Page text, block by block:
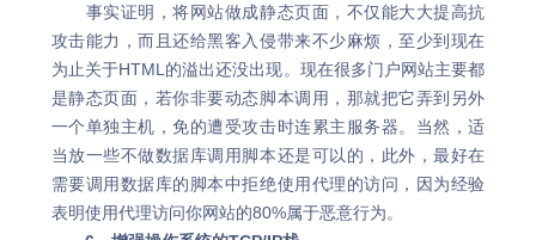
事实证明，将网站做成静态页面，不仅能大大提高抗
攻击能力，而且还给黑客入侵带来不少麻烦，至少到现在
为止关于HTML的溢出还没出现。现在很多门户网站主要都
是静态页面，若你非要动态脚本调用，那就把它弄到另外
一个单独主机，免的遭受攻击时连累主服务器。当然，适
当放一些不做数据库调用脚本还是可以的，此外，最好在
需要调用数据库的脚本中拒绝使用代理的访问，因为经验
表明使用代理访问你网站的80%属于恶意行为。